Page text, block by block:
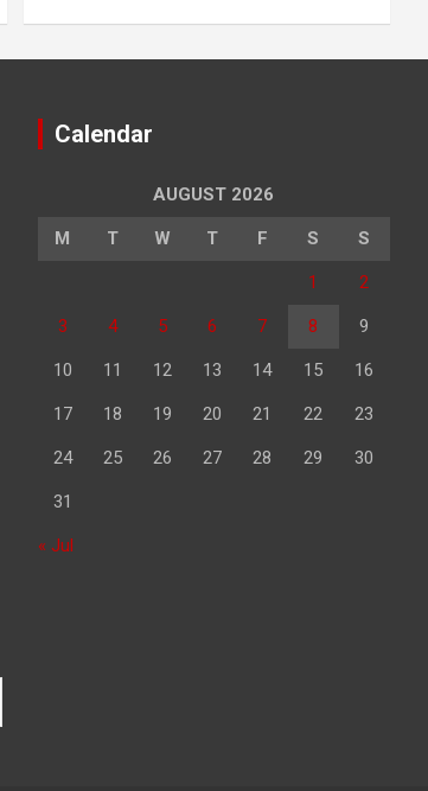
Calendar
AUGUST 2026
M T W T F S S
1 2
3 4 5 6 7 8 9
10 11 12 13 14 15 16
17 18 19 20 21 22 23
24 25 26 27 28 29 30
31
« Jul